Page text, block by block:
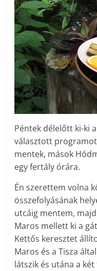
Péntek délelőtt ki-ki
választott
mentek, mások
egy fertály órára.
Én szerettem volna
összefolyásának
utcáig mentem,
Maros mellett ki a
Kettős keresztet
Maros és a Tisza
látszik és utána a